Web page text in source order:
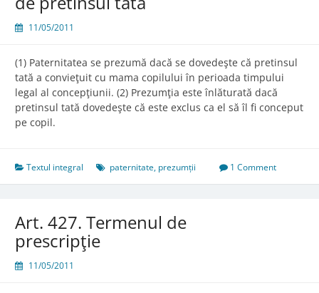
11/05/2011
(1) Paternitatea se prezumă dacă se dovedeşte că pretinsul
tată a convieţuit cu mama copilului în perioada timpului
legal al concepţiunii. (2) Prezumţia este înlăturată dacă
pretinsul tată dovedeşte că este exclus ca el să îl fi conceput
pe copil.
Textul integral paternitate, prezumții 1 Comment
Art. 427. Termenul de
prescripţie
11/05/2011